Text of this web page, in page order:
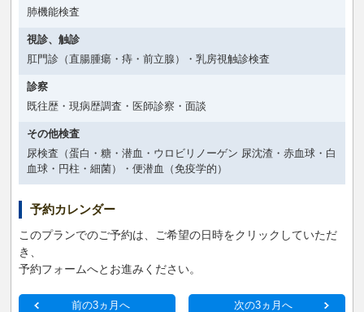
肺機能検査
視診、触診
肛門診（直腸腫瘍・痔・前立腺）・乳房視触診検査
診察
既往歴・現病歴調査・医師診察・面談
その他検査
尿検査（蛋白・糖・潜血・ウロビリノーゲン 尿沈渣・赤血球・白
血球・円柱・細菌）・便潜血（免疫学的）
予約カレンダー
このプランでのご予約は、ご希望の日時をクリックしていただ
き、
予約フォームへとお進みください。
前の3ヵ月へ 次の3ヵ月へ